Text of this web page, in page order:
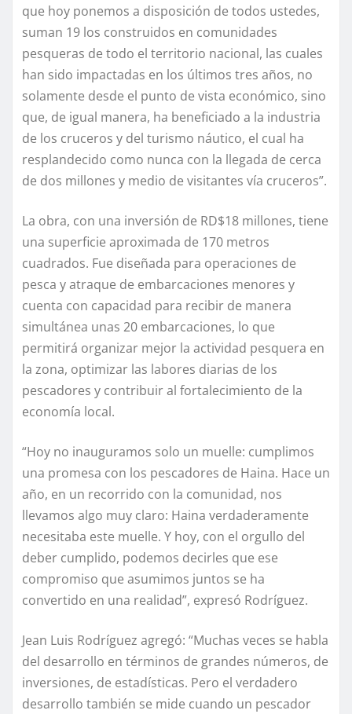
que hoy ponemos a disposición de todos ustedes,
suman 19 los construidos en comunidades
pesqueras de todo el territorio nacional, las cuales
han sido impactadas en los últimos tres años, no
solamente desde el punto de vista económico, sino
que, de igual manera, ha beneficiado a la industria
de los cruceros y del turismo náutico, el cual ha
resplandecido como nunca con la llegada de cerca
de dos millones y medio de visitantes vía cruceros”.
La obra, con una inversión de RD$18 millones, tiene
una superficie aproximada de 170 metros
cuadrados. Fue diseñada para operaciones de
pesca y atraque de embarcaciones menores y
cuenta con capacidad para recibir de manera
simultánea unas 20 embarcaciones, lo que
permitirá organizar mejor la actividad pesquera en
la zona, optimizar las labores diarias de los
pescadores y contribuir al fortalecimiento de la
economía local.
“Hoy no inauguramos solo un muelle: cumplimos
una promesa con los pescadores de Haina. Hace un
año, en un recorrido con la comunidad, nos
llevamos algo muy claro: Haina verdaderamente
necesitaba este muelle. Y hoy, con el orgullo del
deber cumplido, podemos decirles que ese
compromiso que asumimos juntos se ha
convertido en una realidad”, expresó Rodríguez.
Jean Luis Rodríguez agregó: “Muchas veces se habla
del desarrollo en términos de grandes números, de
inversiones, de estadísticas. Pero el verdadero
desarrollo también se mide cuando un pescador